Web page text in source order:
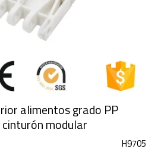
alimentos grado PP
modular
H9705